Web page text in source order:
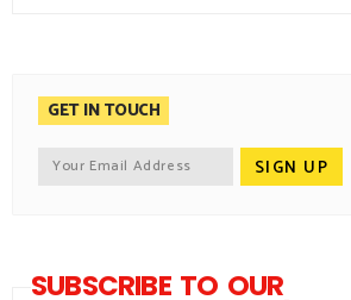
GET IN TOUCH
SUBSCRIBE TO OUR